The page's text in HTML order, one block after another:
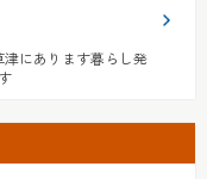
にあります暮らし発